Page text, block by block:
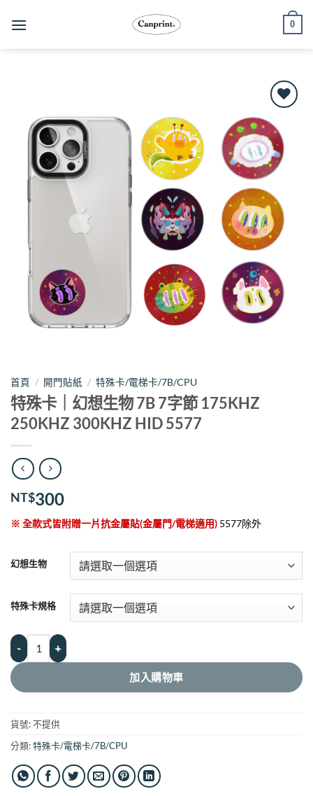
0
Add to
wishlist
首頁 / 開門貼紙 / 特殊卡/電梯卡/7B/CPU
特殊卡｜幻想生物 7B 7字節 175KHZ
250KHZ 300KHZ HID 5577
NT$300
※ 全款式皆附贈一片抗金屬貼(金屬門/電梯適用) 5577除外
幻想生物
特殊卡規格
特殊卡｜幻想生物 7B 7字節 175KHZ 250KHZ 300KHZ HID 5577 數
加入購物車
貨號:不提供
分類:特殊卡/電梯卡/7B/CPU